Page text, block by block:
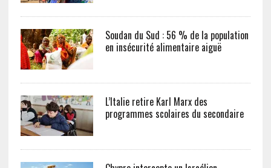
Soudan du Sud : 56 % de la population
en insécurité alimentaire aiguë
L’Italie retire Karl Marx des
programmes scolaires du secondaire